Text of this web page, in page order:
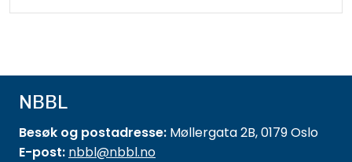
NBBL
Besøk og postadresse: Møllergata 2B, 0179 Oslo
E-post: nbbl@nbbl.no